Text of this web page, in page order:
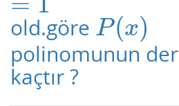
old.göre P (x)
P(x)
polinomunun
kaçtır ?